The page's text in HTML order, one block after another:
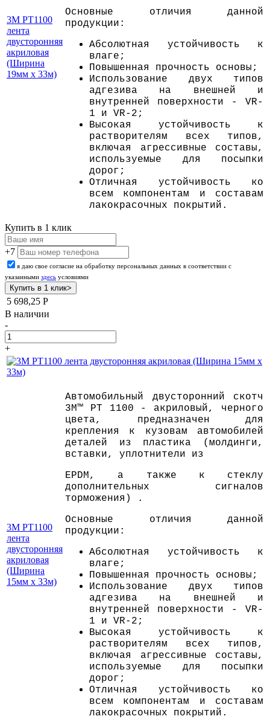
3M PT1100
лента
двусторонняя
акриловая
(Ширина
19мм х 33м)
Основные отличия данной
продукции:
Абсолютная устойчивость к
влаге;
Повышенная прочность основы;
Использование двух типов
адгезива на внешней и
внутренней поверхности - VR-
1 и VR-2;
Высокая устойчивость к
растворителям всех типов,
включая агрессивные составы,
используемые для посыпки
дорог;
Отличная устойчивость ко
всем компонентам и составам
лакокрасочных покрытий.
Купить в 1 клик
+7
я даю свое согласие на обработку персональных данных в соответствии с
указанными здесь условиями
5 698,25 Р
В наличии
-
+
3M PT1100
лента
двусторонняя
акриловая
(Ширина
15мм х 33м)
Автомобильный двусторонний скотч
3M™ PT 1100 - акриловый, черного
цвета, предназначен для
крепления к кузовам автомобилей
деталей из пластика (молдинги,
вставки, уплотнители из
ЕPDM, а также к стеклу
дополнительных сигналов
торможения) .
Основные отличия данной
продукции:
Абсолютная устойчивость к
влаге;
Повышенная прочность основы;
Использование двух типов
адгезива на внешней и
внутренней поверхности - VR-
1 и VR-2;
Высокая устойчивость к
растворителям всех типов,
включая агрессивные составы,
используемые для посыпки
дорог;
Отличная устойчивость ко
всем компонентам и составам
лакокрасочных покрытий.